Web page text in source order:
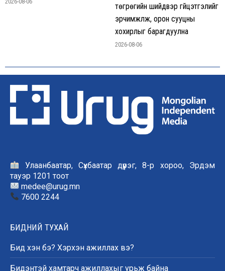
төгрөгийн шийдвэр гүйцэтгэлийг
эрчимжүүлж, орон сууцны
хохирлыг барагдуулна
2026-08-06
Улаанбаатар, Сүхбаатар дүүрэг, 8-р хороо, Эрдэм
тауэр 1201 тоот
medee@urug.mn
7600 2244
БИДНИЙ ТУХАЙ
Бид хэн бэ? Хэрхэн ажиллах вэ?
Бидэнтэй хамтарч ажиллахыг урьж байна